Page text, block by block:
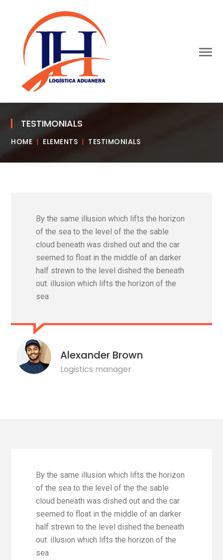
TESTIMONIALS
HOME ELEMENTS TESTIMONIALS
By the same illusion which lifts the horizon
of the sea to the level of the the sable
cloud beneath was dished out and the car
seemed to float in the middle of an darker
half strewn to the level dished the beneath
out. illusion which lifts the horizon of the
sea
Alexander Brown
Logistics manager
By the same illusion which lifts the horizon
of the sea to the level of the the sable
cloud beneath was dished out and the car
seemed to float in the middle of an darker
half strewn to the level dished the beneath
out. illusion which lifts the horizon of the
sea